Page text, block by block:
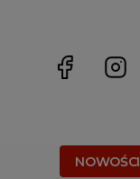
NOWOŚCI